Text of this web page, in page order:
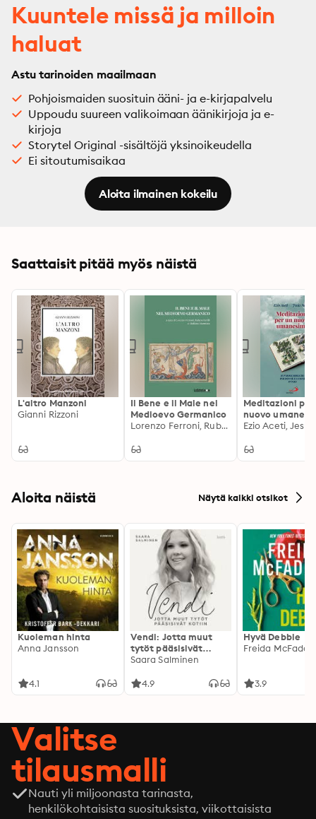
Kuuntele missä ja milloin
haluat
Astu tarinoiden maailmaan
Pohjoismaiden suosituin ääni- ja e-kirjapalvelu
Uppoudu suureen valikoimaan äänikirjoja ja e-
kirjoja
Storytel Original -sisältöjä yksinoikeudella
Ei sitoutumisaikaa
Aloita ilmainen kokeilu
Saattaisit pitää myös näistä
L'altro Manzoni
Gianni Rizzoni
Il Bene e il Male nel
Medioevo Germanico
Lorenzo Ferroni, Ruben Gavilli, Giuliano Marmora
Meditazioni per
nuovo
parole bibliche
Aloita näistä Näytä kaikki otsikot
Kuoleman hinta
Anna Jansson
4.1
Vendi: Jotta muut
tytöt pääsisivät
kotiin
Saara Salminen
4.9
Hyvä Debbie
Freida
3.9
Valitse
tilausmalli
Nauti yli miljoonasta tarinasta,
henkilökohtaisista suosituksista, viikottaisista